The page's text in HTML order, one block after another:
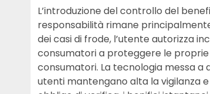
L’introduzione del controllo del
responsabilità rimane
dei casi di frode, l’utente autorizza
consumatori a proteggere le proprie
consumatori. La tecnologia messa
utenti mantengano alta la vigilanza